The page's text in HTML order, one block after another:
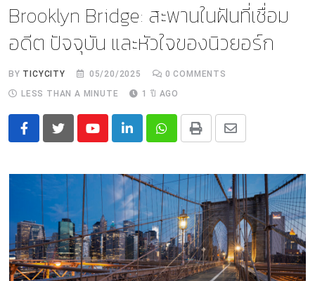
Brooklyn Bridge: สะพานในฝันที่เชื่อม
อดีต ปัจจุบัน และหัวใจของนิวยอร์ก
BY TICYCITY 05/20/2025 0 COMMENTS
LESS THAN A MINUTE
1 ปี AGO
YoutubeLinkedInWhatsapp
Print
Share
Email